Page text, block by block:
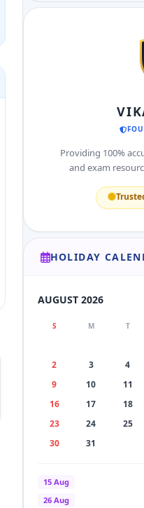
Providing 100%
and exam
HOLIDAY
AUGUST 2026
S M T
2
3 4
9
10 11
16
17 18
23
24 25
30
31
15 Aug
26 Aug